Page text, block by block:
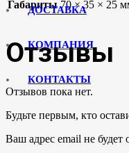
ДОСТАВКА
КОМПАНИЯ
КОНТАКТЫ
Габариты 70 × 35 × 25
Отзывы
Отзывов пока нет.
Будьте первым, кто
Ваш адрес email не будет